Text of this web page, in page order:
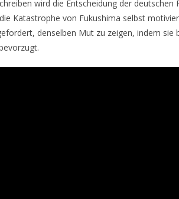
wird die Entscheidung der
Katastrophe von Fukushima selbst
denselben Mut zu zeigen, indem sie